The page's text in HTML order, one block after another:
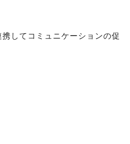
してコミュニケーションの促